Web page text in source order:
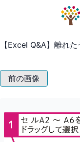
【Excel Q&A】離れ
前の画像